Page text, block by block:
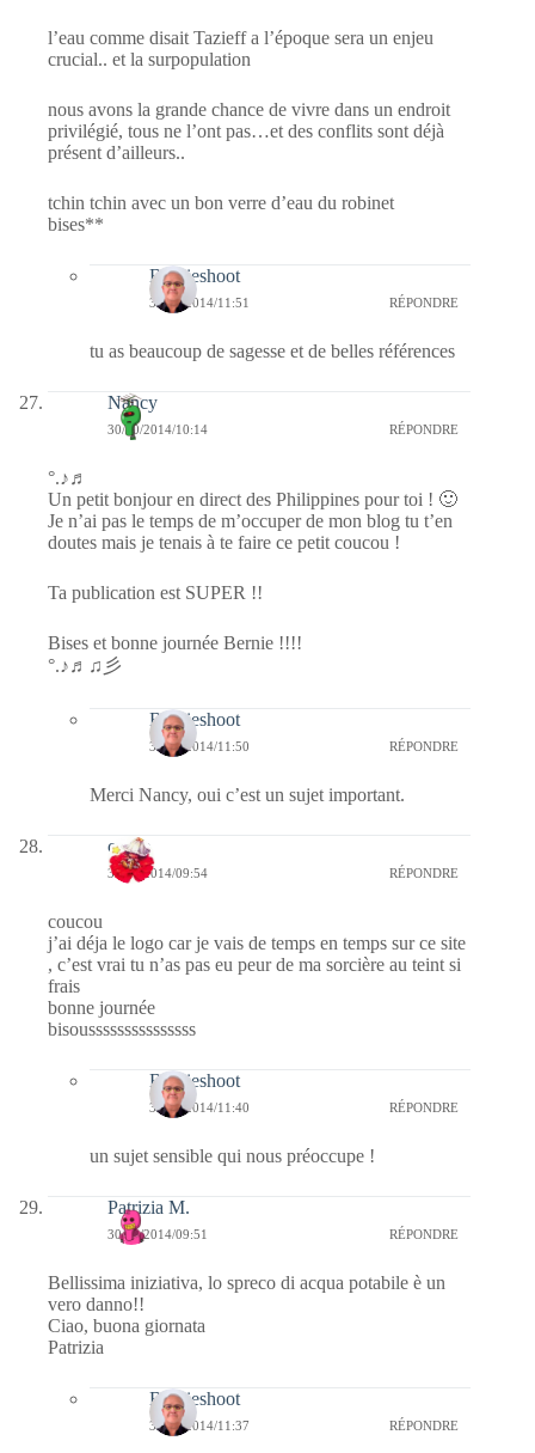
l’eau comme disait Tazieff a l’époque sera un enjeu
crucial.. et la surpopulation
nous avons la grande chance de vivre dans un endroit
privilégié, tous ne l’ont pas…et des conflits sont déjà
présent d’ailleurs..
tchin tchin avec un bon verre d’eau du robinet
bises**
Bernieshoot
31/10/2014/11:51 RÉPONDRE
tu as beaucoup de sagesse et de belles références
Nancy
30/10/2014/10:14 RÉPONDRE
°.♪♬
Un petit bonjour en direct des Philippines pour toi ! 🙂
Je n’ai pas le temps de m’occuper de mon blog tu t’en
doutes mais je tenais à te faire ce petit coucou !
Ta publication est SUPER !!
Bises et bonne journée Bernie !!!!
°.♪♬♫彡
Bernieshoot
31/10/2014/11:50 RÉPONDRE
Merci Nancy, oui c’est un sujet important.
cerise
30/10/2014/09:54 RÉPONDRE
coucou
j’ai déja le logo car je vais de temps en temps sur ce site
, c’est vrai tu n’as pas eu peur de ma sorcière au teint si
frais
bonne journée
bisousssssssssssssss
Bernieshoot
31/10/2014/11:40 RÉPONDRE
un sujet sensible qui nous préoccupe !
Patrizia M.
30/10/2014/09:51 RÉPONDRE
Bellissima iniziativa, lo spreco di acqua potabile è un
vero danno!!
Ciao, buona giornata
Patrizia
Bernieshoot
31/10/2014/11:37 RÉPONDRE